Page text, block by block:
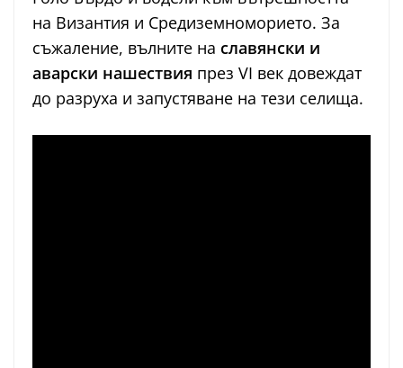
на Византия и Средиземноморието. За
съжаление, вълните на славянски и
аварски нашествия през VI век довеждат
до разруха и запустяване на тези селища.